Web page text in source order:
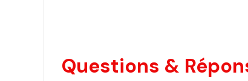
Questions &